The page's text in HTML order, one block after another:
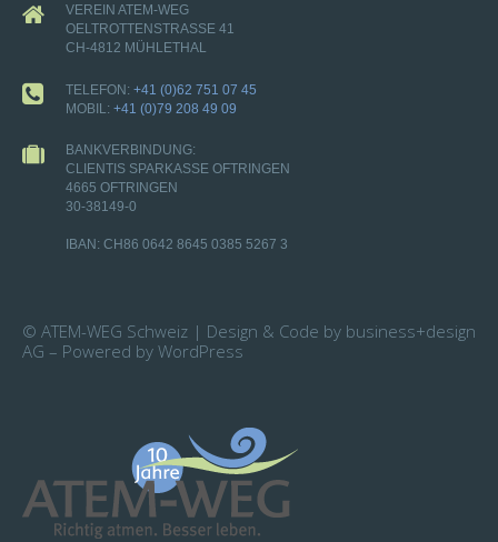
VEREIN ATEM-WEG
OELTROTTENSTRASSE 41
CH-4812 MÜHLETHAL
TELEFON: +41 (0)62 751 07 45
MOBIL: +41 (0)79 208 49 09
BANKVERBINDUNG:
CLIENTIS SPARKASSE OFTRINGEN
4665 OFTRINGEN
30-38149-0
IBAN: CH86 0642 8645 0385 5267 3
© ATEM-WEG Schweiz | Design & Code by business+design
AG – Powered by WordPress